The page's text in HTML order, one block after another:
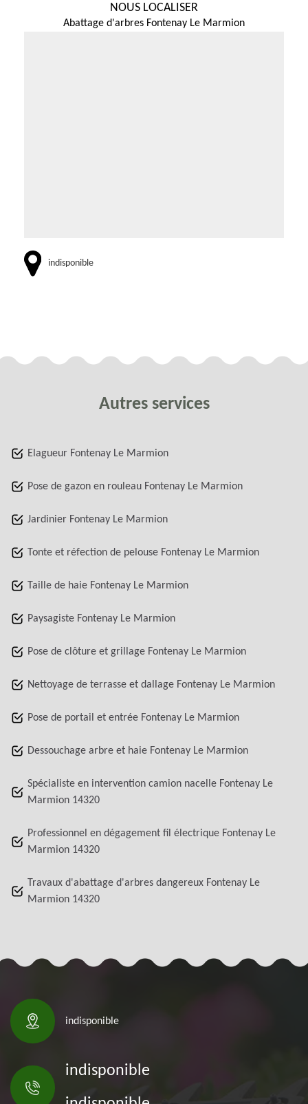
NOUS LOCALISER
Abattage d'arbres Fontenay Le Marmion
indisponible
Autres services
Elagueur Fontenay Le Marmion
Pose de gazon en rouleau Fontenay Le Marmion
Jardinier Fontenay Le Marmion
Tonte et réfection de pelouse Fontenay Le Marmion
Taille de haie Fontenay Le Marmion
Paysagiste Fontenay Le Marmion
Pose de clôture et grillage Fontenay Le Marmion
Nettoyage de terrasse et dallage Fontenay Le Marmion
Pose de portail et entrée Fontenay Le Marmion
Dessouchage arbre et haie Fontenay Le Marmion
Spécialiste en intervention camion nacelle Fontenay Le
Marmion 14320
Professionnel en dégagement fil électrique Fontenay Le
Marmion 14320
Travaux d'abattage d'arbres dangereux Fontenay Le
Marmion 14320
indisponible
indisponible